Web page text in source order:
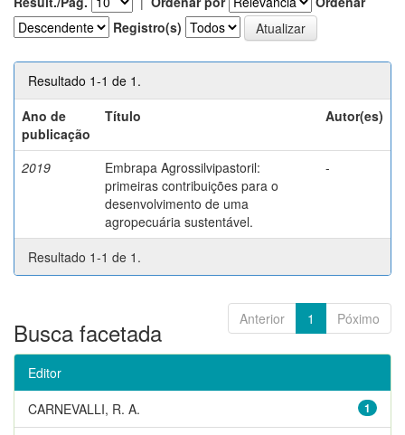
Registro(s)
Resultado 1-1 de 1.
Ano de
publicação
Título Autor(es)
2019
Embrapa Agrossilvipastoril:
primeiras contribuições para o
desenvolvimento de uma
agropecuária sustentável.
-
Resultado 1-1 de 1.
Anterior 1 Póximo
Busca facetada
Editor
1
CARNEVALLI, R. A.